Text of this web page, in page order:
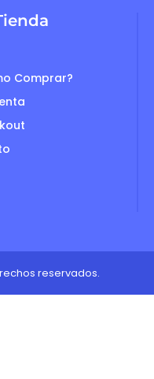
Comprar?
reservados.